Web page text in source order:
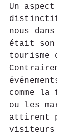
Un
distinctif
nous
était
tourisme
comme
ou les
attirent
visiteurs